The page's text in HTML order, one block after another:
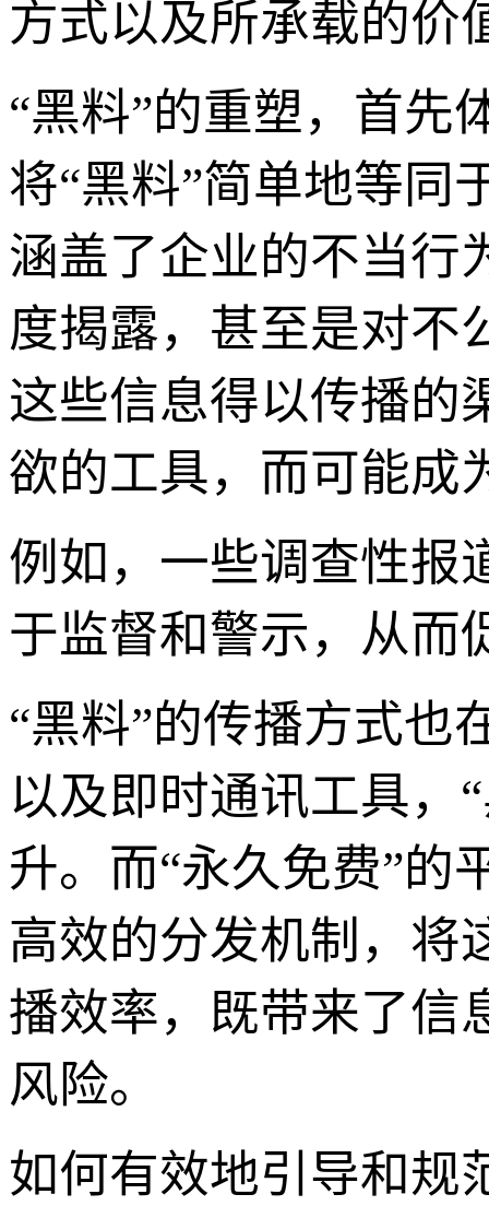
方式以及所承载的价
“黑料”的重塑，首先
将“黑料”简单地等同
涵盖了企业的不当行
度揭露，甚至是对不
这些信息得以传播的
欲的工具，而可能成
例如，一些调查性报
于监督和警示，从而
“黑料”的传播方式也
以及即时通讯工具，
升。而“永久免费”的
高效的分发机制，将
播效率，既带来了信
风险。
如何有效地引导和规